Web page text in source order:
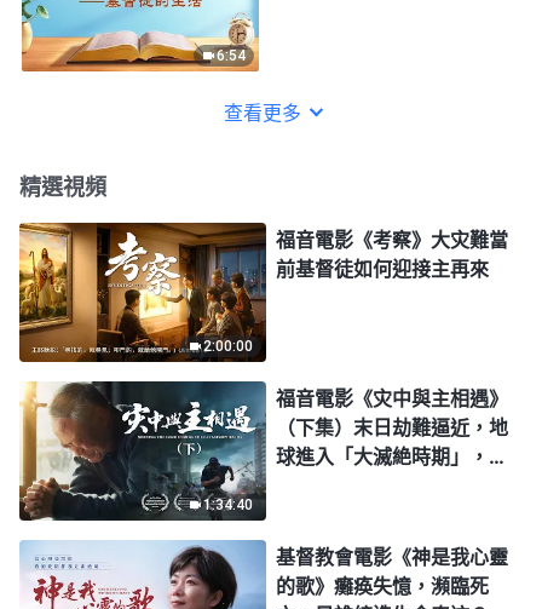
6:54
查看更多
精選視頻
2:00:00
福音電影《考察》大灾難當
前基督徒如何迎接主再來
1:34:40
福音電影《灾中與主相遇》
（下集）末日劫難逼近，地
球進入「大滅絶時期」，人
基督教會電影《神是我心靈
的歌》癱痪失憶，瀕臨死